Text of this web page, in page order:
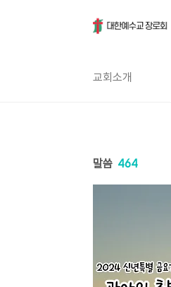
교회소개
말씀 464